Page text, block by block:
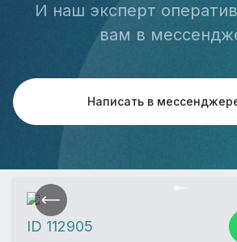
И наш эксперт
вам в
Написать в
ID 112905